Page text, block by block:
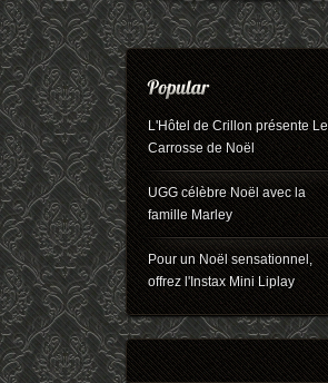
L'Hôtel de Crillon présente Le
Carrosse de Noël
UGG célèbre Noël avec la
famille Marley
Pour un Noël sensationnel,
offrez l'Instax Mini Liplay